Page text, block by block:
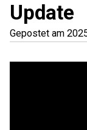
Update
Gepostet am